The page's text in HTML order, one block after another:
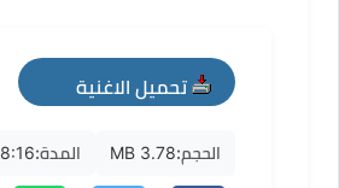
تحميل الاغنية
mp3
الحجم:3.78 MB المدة:8:16 دقيقة